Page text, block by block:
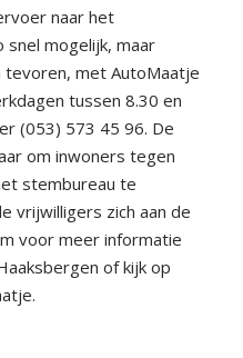
naar het
mogelijk, maar
met AutoMaatje
tussen 8.30 en
(053) 573 45 96. De
om inwoners tegen
stembureau te
vrijwilligers zich aan de
voor meer informatie
of kijk op